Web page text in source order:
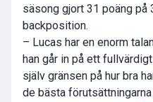
säsong gjort 31 poäng på
backposition.
– Lucas har en enorm
han går in på ett
själv gränsen på hur bra
de bästa